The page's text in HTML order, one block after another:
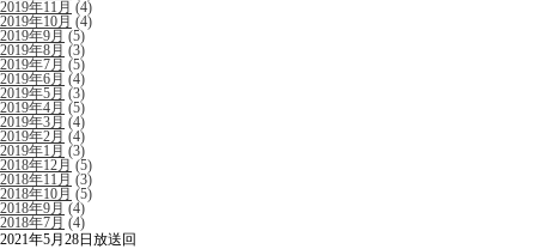
2019年11月 (4)
2019年10月 (4)
2019年9月 (5)
2019年8月 (3)
2019年7月 (5)
2019年6月 (4)
2019年5月 (3)
2019年4月 (5)
2019年3月 (4)
2019年2月 (4)
2019年1月 (3)
2018年12月(5)
2018年11月 (3)
2018年10月 (5)
2018年9月 (4)
2018年7月 (4)
2021年5月28日放送回